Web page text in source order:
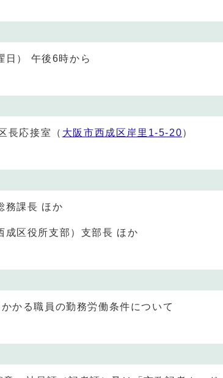
日） 午後6時から
長応接室（ 大阪市西成区岸里1‐5‐20）
務課長 ほか
成区役所支部）支部長 ほか
かる職員の勤務労働条件について